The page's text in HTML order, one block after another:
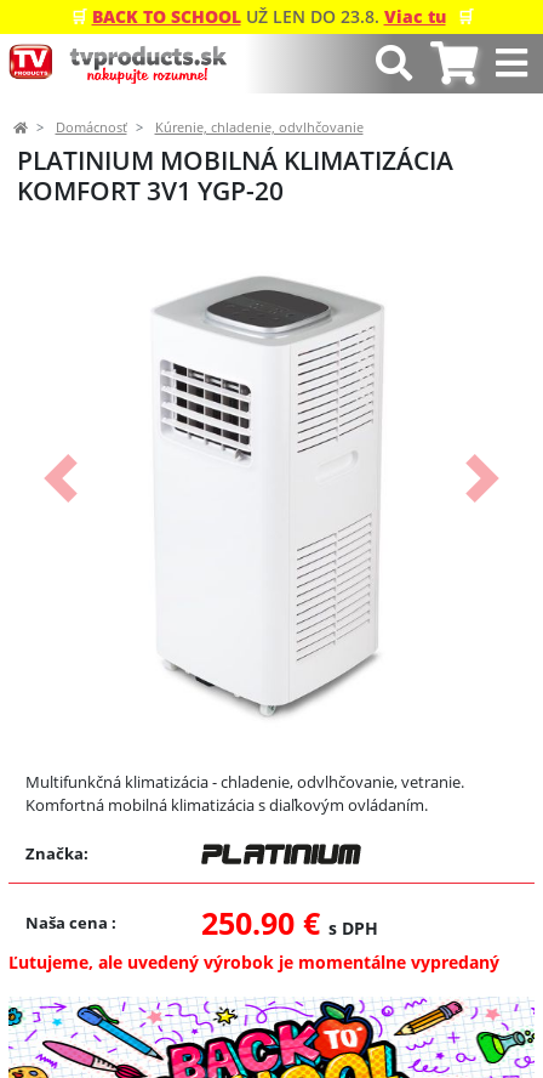
🛒 BACK TO SCHOOL UŽ LEN DO 23.8. Viac tu 🛒
Domácnosť Kúrenie, chladenie, odvlhčovanie
PLATINIUM MOBILNÁ KLIMATIZÁCIA
KOMFORT 3V1 YGP-20
Predchádzajúci Ďalší
Multifunkčná klimatizácia - chladenie, odvlhčovanie, vetranie.
Komfortná mobilná klimatizácia s diaľkovým ovládaním.
Značka:
Naša cena : 250.90 € s DPH
Ľutujeme, ale uvedený výrobok je momentálne vypredaný